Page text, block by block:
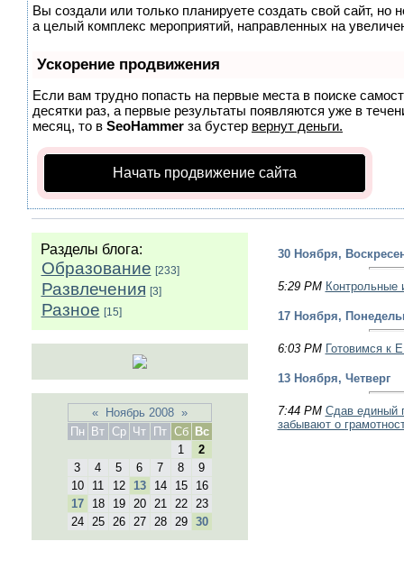
Вы создали или только планируете создать свой сайт, но
а целый комплекс мероприятий, направленных на
Ускорение продвижения
Если вам трудно попасть на первые места в поиске
десятки раз, а первые результаты появляются уже в
месяц, то в SeoHammer за бустер вернут деньги.
Начать продвижение сайта
Разделы блога:
Образование [233]
Развлечения [3]
Разное [15]
« Ноябрь 2008 »
Пн
Вт Ср Чт Пт Сб
Вс
1
2
3
4 5 6 7 8
9
10
11 12 13 14 15
16
17
18 19 20 21 22
23
24
25 26 27 28 29 30
30 Ноября,
5:29 PM Контрольные
17 Ноября,
6:03 PM Готовимся к
13 Ноября, Четверг
7:44 PM Сдав единый
забывают о